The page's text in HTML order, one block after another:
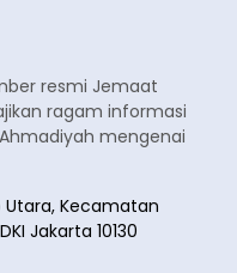
resmi Jemaat
ragam informasi
mengenai
Utara, Kecamatan
Jakarta 10130